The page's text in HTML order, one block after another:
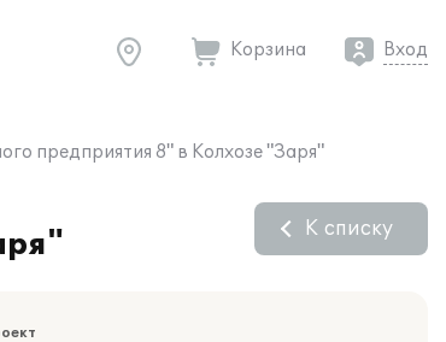
Корзина Вход
предприятия 8" в Колхозе "Заря"
К списку